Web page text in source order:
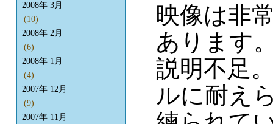
映像は非
あります
説明不足
ルに耐え
2008年 3月
(10)
2008年 2月
(6)
2008年 1月
(4)
2007年 12月
(9)
2007年 11月